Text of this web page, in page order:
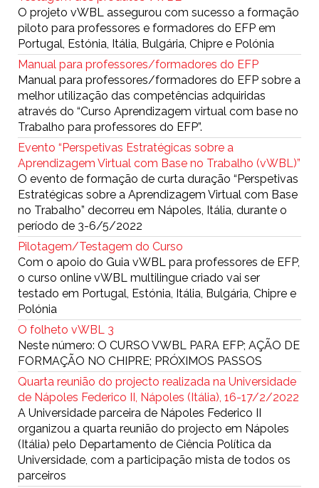
O projeto vWBL assegurou com sucesso a formação
piloto para professores e formadores do EFP em
Portugal, Estónia, Itália, Bulgária, Chipre e Polónia
Manual para professores/formadores do EFP
Manual para professores/formadores do EFP sobre a
melhor utilização das competências adquiridas
através do “Curso Aprendizagem virtual com base no
Trabalho para professores do EFP”.
Evento “Perspetivas Estratégicas sobre a
Aprendizagem Virtual com Base no Trabalho (vWBL)”
O evento de formação de curta duração “Perspetivas
Estratégicas sobre a Aprendizagem Virtual com Base
no Trabalho” decorreu em Nápoles, Itália, durante o
período de 3-6/5/2022
Pilotagem/Testagem do Curso
Com o apoio do Guia vWBL para professores de EFP,
o curso online vWBL multilingue criado vai ser
testado em Portugal, Estónia, Itália, Bulgária, Chipre e
Polónia
O folheto vWBL 3
Neste número: O CURSO VWBL PARA EFP; AÇÃO DE
FORMAÇÃO NO CHIPRE; PRÓXIMOS PASSOS
Quarta reunião do projecto realizada na Universidade
de Nápoles Federico II, Nápoles (Itália), 16-17/2/2022
A Universidade parceira de Nápoles Federico II
organizou a quarta reunião do projecto em Nápoles
(Itália) pelo Departamento de Ciência Política da
Universidade, com a participação mista de todos os
parceiros